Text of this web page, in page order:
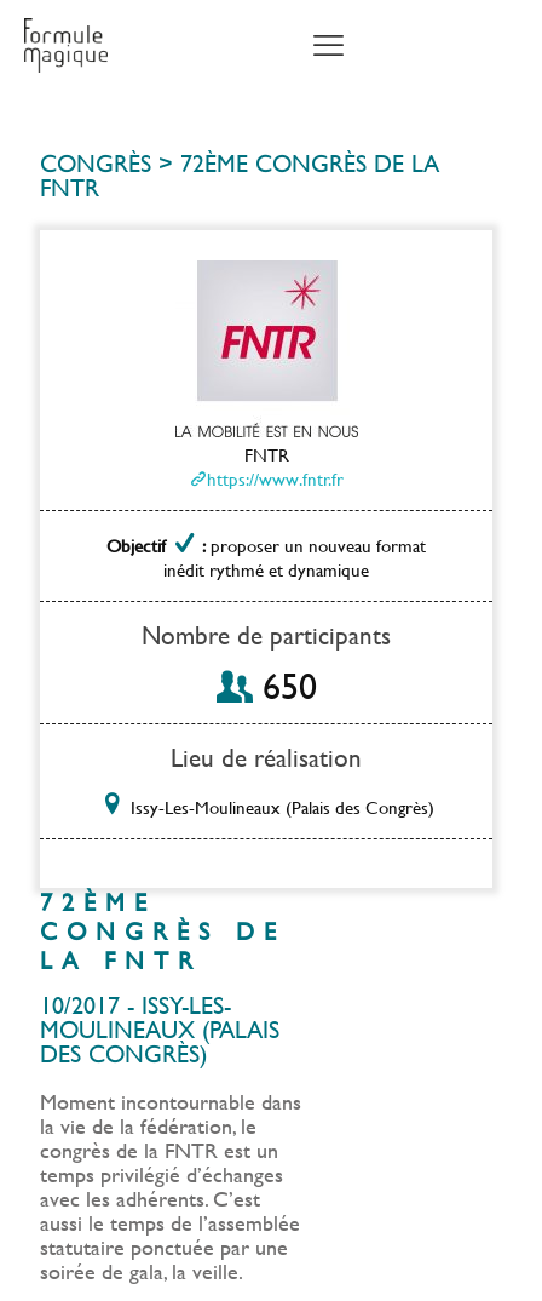
CONGRÈS > 72ÈME CONGRÈS DE LA
FNTR
FNTR
https://www.fntr.fr
Objectif :proposer un nouveau format
inédit rythmé et dynamique
Nombre de participants
650
Lieu de réalisation
Issy-Les-Moulineaux (Palais des Congrès)
72ÈME
CONGRÈS DE
LA FNTR
10/2017 - ISSY-LES-
MOULINEAUX (PALAIS
DES CONGRÈS)
Moment incontournable dans
la vie de la fédération, le
congrès de la FNTR est un
temps privilégié d’échanges
avec les adhérents. C’est
aussi le temps de l’assemblée
statutaire ponctuée par une
soirée de gala, la veille.